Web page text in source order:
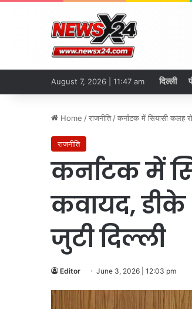
August 7, 2026 | 11:47 am दिल्ली
Home /राजनीति /कर्नाटक में सियासी कलह
राजनीति
कर्नाटक में
कवायद,
जुटी दिल्ली
Editor June 3, 2026 | 12:03 pm